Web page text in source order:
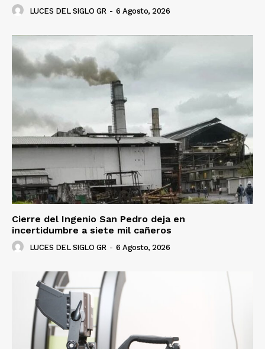
LUCES DEL SIGLO GR - 6 Agosto, 2026
Cierre del Ingenio San Pedro deja en
incertidumbre a siete mil cañeros
LUCES DEL SIGLO GR - 6 Agosto, 2026